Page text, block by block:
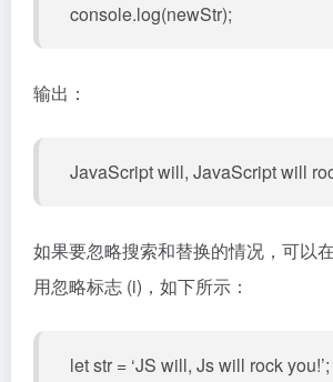
console.log(newStr);
输出：
JavaScript will, JavaScript will
如果要忽略搜索和替换的情况，可以
用忽略标志 (i)，如下所示：
let str = ‘JS will, Js will rock you!’;